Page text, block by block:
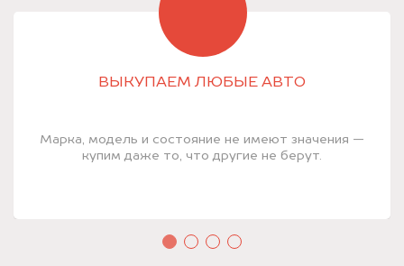
ВЫКУПАЕМ ЛЮБЫЕ АВТО
Марка, модель и состояние не имеют значения —
купим даже то, что другие не берут.